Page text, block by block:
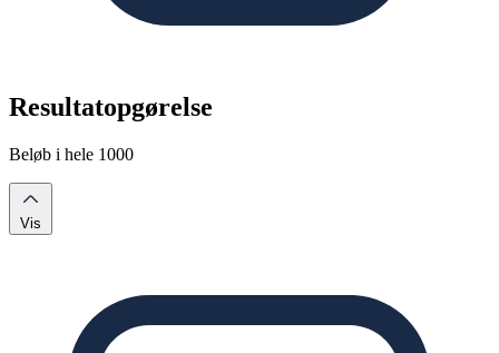
Resultatopgørelse
Beløb i hele 1000
Vis